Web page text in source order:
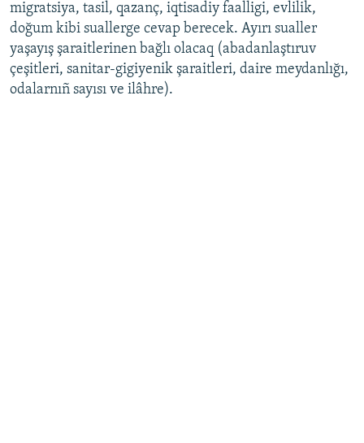
migratsiya, tasil, qazanç, iqtisadiy faalligi, evlilik,
doğum kibi suallerge cevap berecek. Ayırı sualler
yaşayış şaraitlerinen bağlı olacaq (abadanlaştıruv
çeşitleri, sanitar-gigiyenik şaraitleri, daire meydanlığı,
odalarnıñ sayısı ve ilâhre).